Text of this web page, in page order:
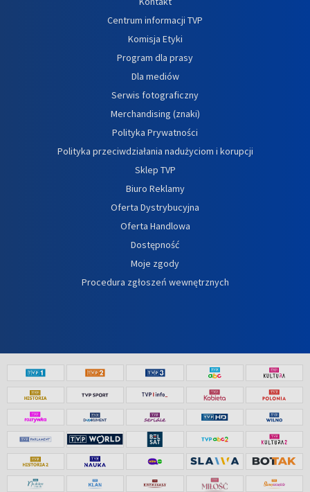
Centrum informacji TVP
Komisja Etyki
Program dla prasy
Dla mediów
Serwis fotograficzny
Merchandising (znaki)
Polityka Prywatności
Polityka przeciwdziałania nadużyciom i korupcji
Sklep TVP
Biuro Reklamy
Oferta Dystrybucyjna
Oferta Handlowa
Dostępność
Moje zgody
Procedura zgłoszeń wewnętrznych